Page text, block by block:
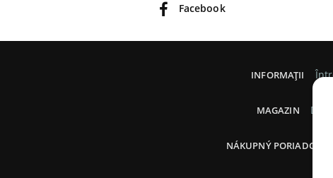
Facebook
INFORMAȚII
MAGAZIN
NÁKUPNÝ PORIADOK